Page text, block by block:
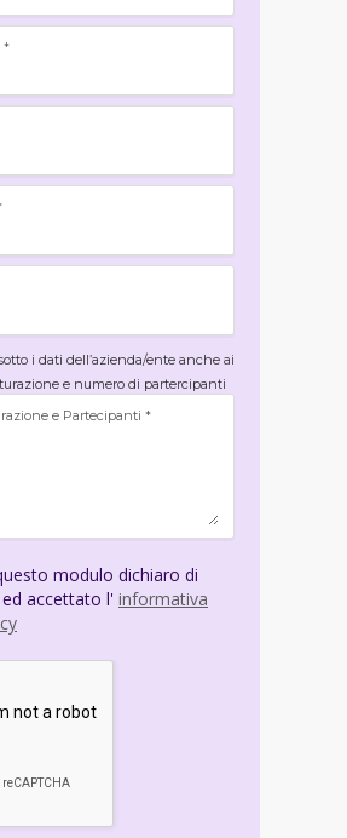
*
i dati dell’azienda/ente anche ai
e numero di partercipanti
e Partecipanti *
modulo dichiaro di
accettato l' informativa